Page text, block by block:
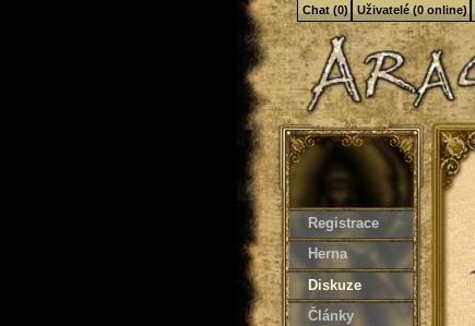
Registrace
Herna
Diskuze
Články
Chat (0) Uživatelé (0 online)